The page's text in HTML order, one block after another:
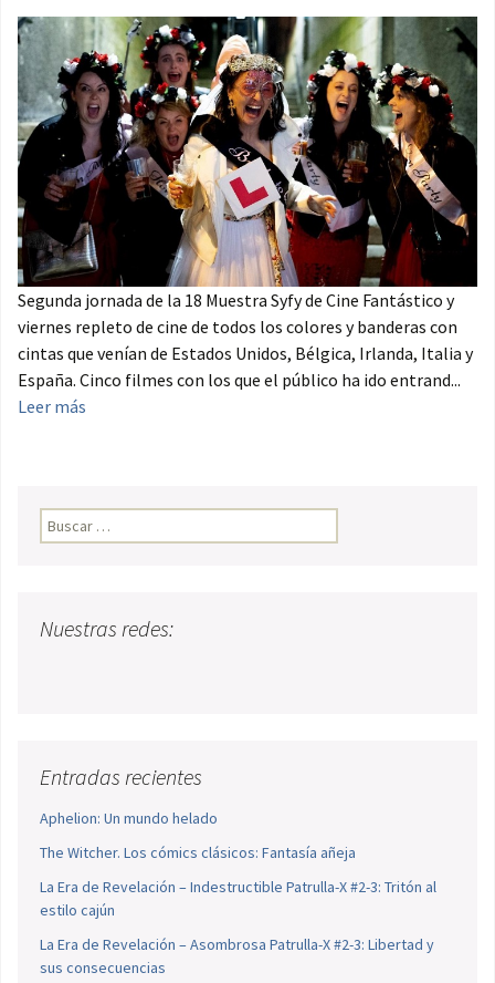
Segunda jornada de la 18 Muestra Syfy de Cine Fantástico y
viernes repleto de cine de todos los colores y banderas con
cintas que venían de Estados Unidos, Bélgica, Irlanda, Italia y
España. Cinco filmes con los que el público ha ido entrand...
Leer más
Buscar:
Nuestras redes:
Entradas recientes
Aphelion: Un mundo helado
The Witcher. Los cómics clásicos: Fantasía añeja
La Era de Revelación – Indestructible Patrulla-X #2-3: Tritón al
estilo cajún
La Era de Revelación – Asombrosa Patrulla-X #2-3: Libertad y
sus consecuencias